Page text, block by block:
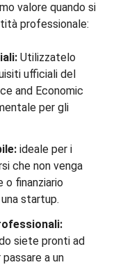
valore quando si
professionale:
Utilizzatelo
ufficiali del
and Economic
per gli
ideale per i
che non venga
o finanziario
startup.
siete pronti ad
a un